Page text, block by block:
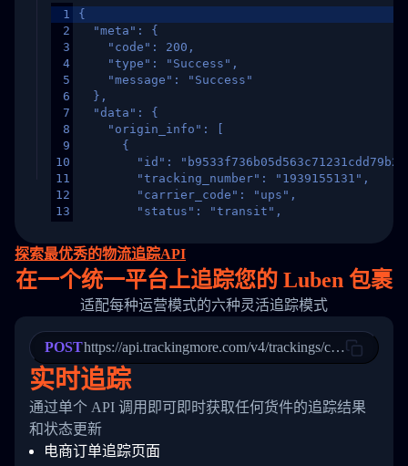
1
2
3
4
5
6
7
8
9
10
11
12
13
15
16
17
18
21
23
24
25
26
27
28
{
  "meta": {
    "code": 200,
    "type": "Success",
    "message": "Success"
  },
  "data": {
    "origin_info": [
      {
"id":
        "tracking_number": "1939155131",
        "carrier_code": "ups",
        "status": "transit",
"destination_country": "United
        "itemTimeLength": 2,
        "weblink": "",
        "phone": null,
        "trackinfo": [
            "Date": "2017-03-08 04: 22: 00",
"StatusDescription": "Departed
"Details": "Departed Facility
          },
          {
            "Date": "2017-03-06 15:28:00",
"StatusDescription": "Shipment
"Details": "BEIJING-
探索最优秀的物流追踪API
在一个统一平台上追踪您的 Luben 包裹
适配每种运营模式的六种灵活追踪模式
POSThttps://api.trackingmore.com/v4/trackings/create
实时追踪
通过单个 API 调用即可即时获取任何货件的追踪结果
和状态更新
电商订单追踪页面